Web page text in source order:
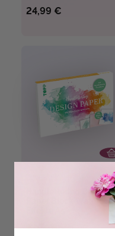
24,99 €
Handlettering Design
Paper Block
Sofort Lieferbar